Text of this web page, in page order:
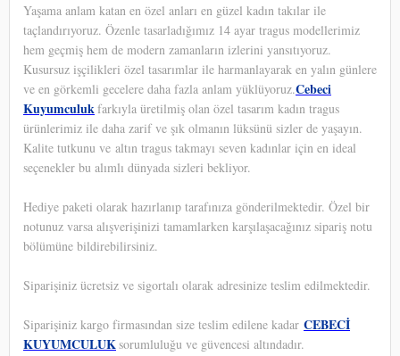
Yaşama anlam katan en özel anları en güzel kadın takılar ile
taçlandırıyoruz. Özenle tasarladığımız 14 ayar tragus modellerimiz
hem geçmiş hem de modern zamanların izlerini yansıtıyoruz.
Kusursuz işçilikleri özel tasarımlar ile harmanlayarak en yalın günlere
ve en görkemli gecelere daha fazla anlam yüklüyoruz.Cebeci
Kuyumculukfarkıyla üretilmiş olan özel tasarım kadın tragus
ürünlerimiz ile daha zarif ve şık olmanın lüksünü sizler de yaşayın.
Kalite tutkunu ve altın tragus takmayı seven kadınlar için en ideal
seçenekler bu alımlı dünyada sizleri bekliyor.
Hediye paketi olarak hazırlanıp tarafınıza gönderilmektedir. Özel bir
notunuz varsa alışverişinizi tamamlarken karşılaşacağınız sipariş notu
bölümüne bildirebilirsiniz.
Siparişiniz ücretsiz ve sigortalı olarak adresinize teslim edilmektedir.
Siparişiniz kargo firmasından size teslim edilene kadar CEBECİ
KUYUMCULUKsorumluluğu ve güvencesi altındadır.